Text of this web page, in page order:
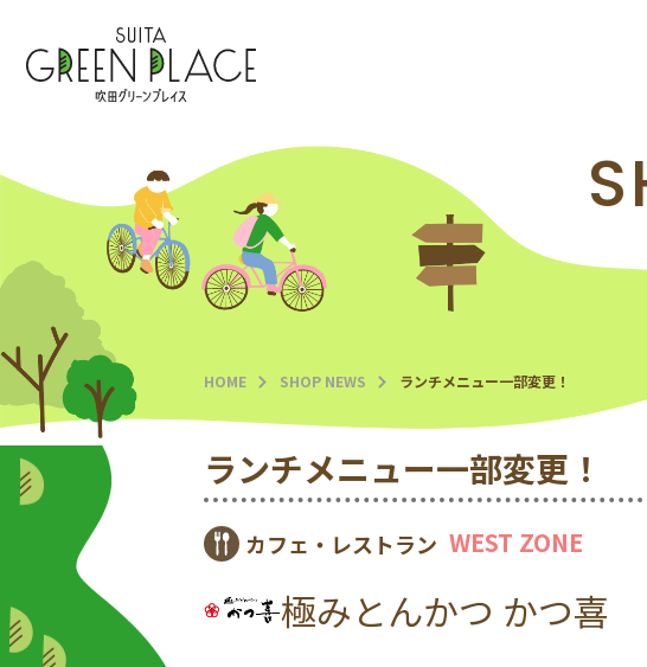
ショップニュース
イベント＆インフォメーショ
ショップガイド
HOME SHOP NEWS ランチメニュー一部変更！
ランチメニュー一部変更！
カフェ・レストラン WEST ZONE
極みとんかつ かつ喜